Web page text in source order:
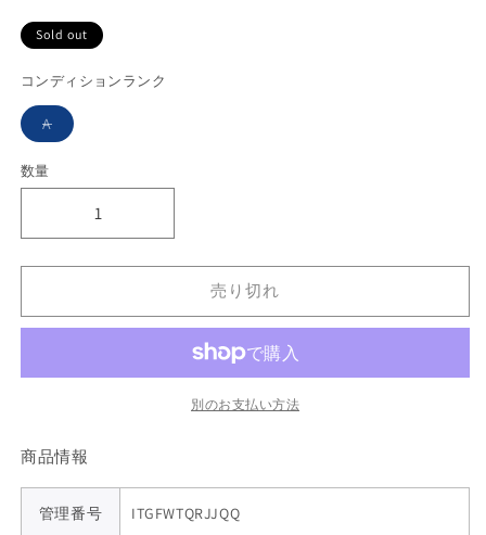
Sold out
コンディションランク
Aバ
リ
シ
売
い
売
ん
数
数量
売り切れ
別のお支払い方法
商品情報
管理番号 ITGFWTQRJJQQ